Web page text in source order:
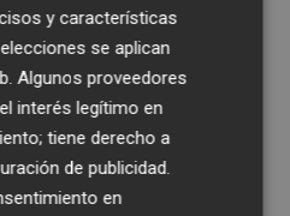
y características
se aplican
Algunos proveedores
interés legítimo en
tiene derecho a
de publicidad.
en